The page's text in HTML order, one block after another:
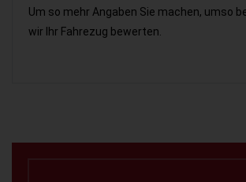
Um so mehr Angaben Sie machen, umso
wir Ihr Fahrezug bewerten.